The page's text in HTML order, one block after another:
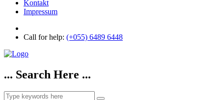
Kontakt
Impressum
Call for help: (+055) 6489 6448
... Search Here ...